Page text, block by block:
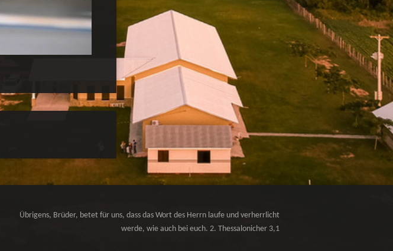
Übrigens, Brüder, betet für uns, dass das Wort des Herrn laufe und verherrlicht
werde, wie auch bei euch. 2. Thessalonicher 3,1